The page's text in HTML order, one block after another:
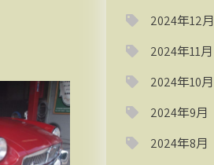
2024年12月
2024年11月
2024年10月
2024年9月
2024年8月